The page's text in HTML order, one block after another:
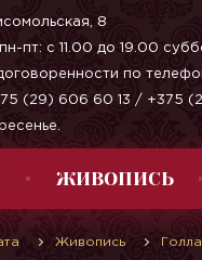
8
пн-пт: с 11.00 до 19.00
по
(29) 606 60 13 / +375
ЖИВОПИСЬ
Живопись